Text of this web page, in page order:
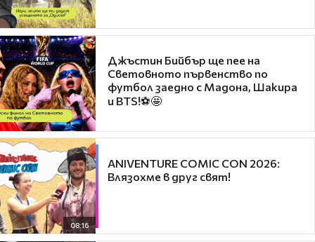
Джъстин Бийбър ще пее на
Световното първенство по
футбол заедно с Мадона, Шакира
и BTS!⚽🤩
08:16
ANIVENTURE COMIC CON 2026:
Влязохме в друг свят!